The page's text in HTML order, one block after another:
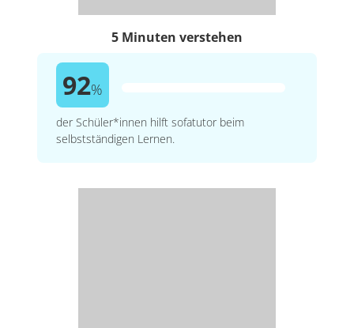
5 Minuten verstehen
92%
der Schüler*innen hilft sofatutor beim
selbstständigen Lernen.